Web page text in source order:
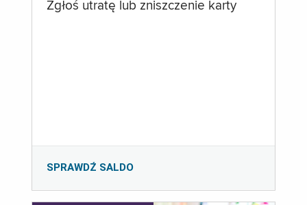
Zgłoś utratę lub zniszczenie karty
SPRAWDŹ SALDO